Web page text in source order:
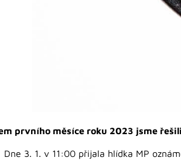
prvního měsíce roku 2023 jsme
Dne 3. 1. v 11:00 přijala hlídka MP